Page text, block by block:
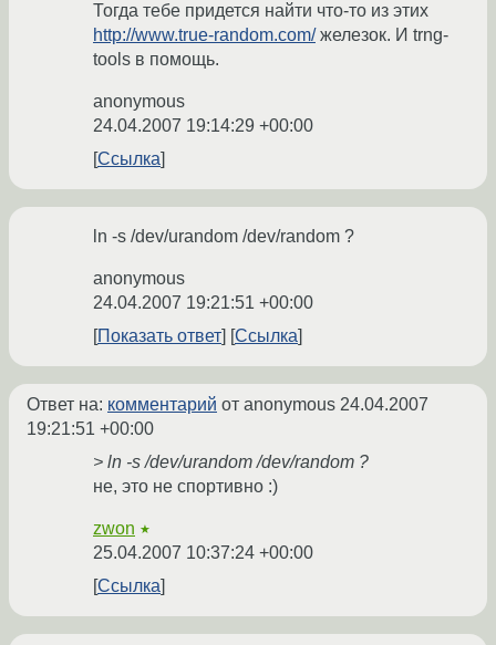
Тогда тебе придется найти что-то из этих
http://www.true-random.com/железок. И trng-
tools в помощь.
anonymous
24.04.2007 19:14:29 +00:00
Ссылка
ln -s /dev/urandom /dev/random ?
anonymous
24.04.2007 19:21:51 +00:00
Показать ответ
Ссылка
Ответ на: комментарий от anonymous 24.04.2007
19:21:51 +00:00
> ln -s /dev/urandom /dev/random ?
не, это не спортивно :)
zwon ★
25.04.2007 10:37:24 +00:00
Ссылка